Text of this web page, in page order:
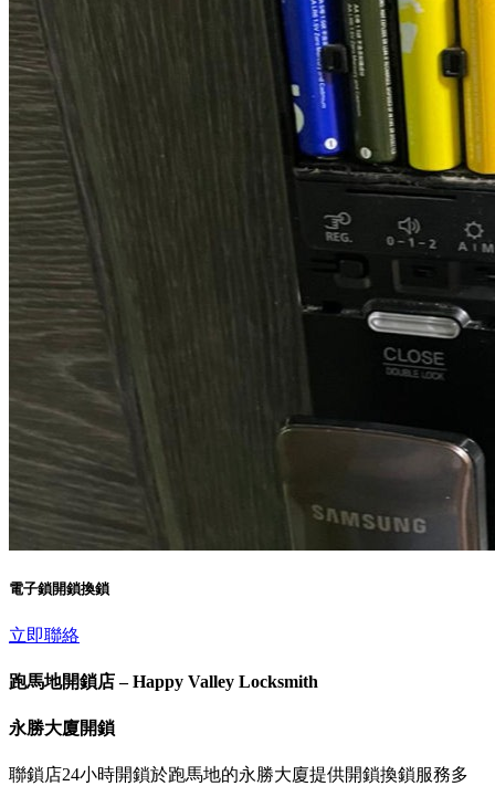
電子鎖開鎖換鎖
立即聯絡
跑馬地開鎖店 – Happy Valley Locksmith
永勝大廈開鎖
聯鎖店24小時開鎖於跑馬地的永勝大廈提供開鎖換鎖服務多